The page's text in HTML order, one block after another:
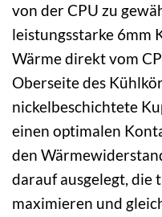
von der CPU zu
leistungsstarke 6mm
Wärme direkt vom
Oberseite des
nickelbeschichtete
einen optimalen
den
darauf ausgelegt, die
maximieren und